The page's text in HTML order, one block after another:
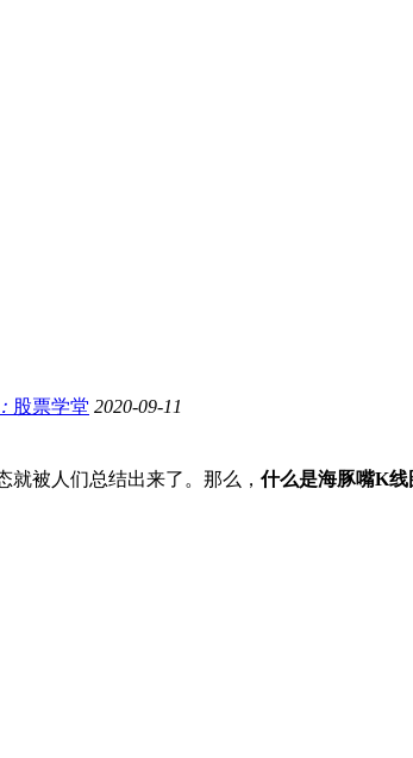
股票学堂 2020-09-11
被人们总结出来了。那么， 什么是海豚嘴K线